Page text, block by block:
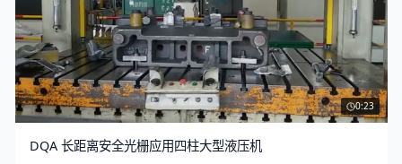
0:23
DQA 长距离安全光栅应用四柱大型液压机